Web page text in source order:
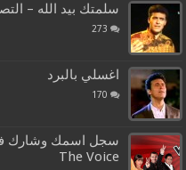
سلمتك بيد الله –
273
اغسلي بالبرد
170
سجل اسمك وشارك
The Voice